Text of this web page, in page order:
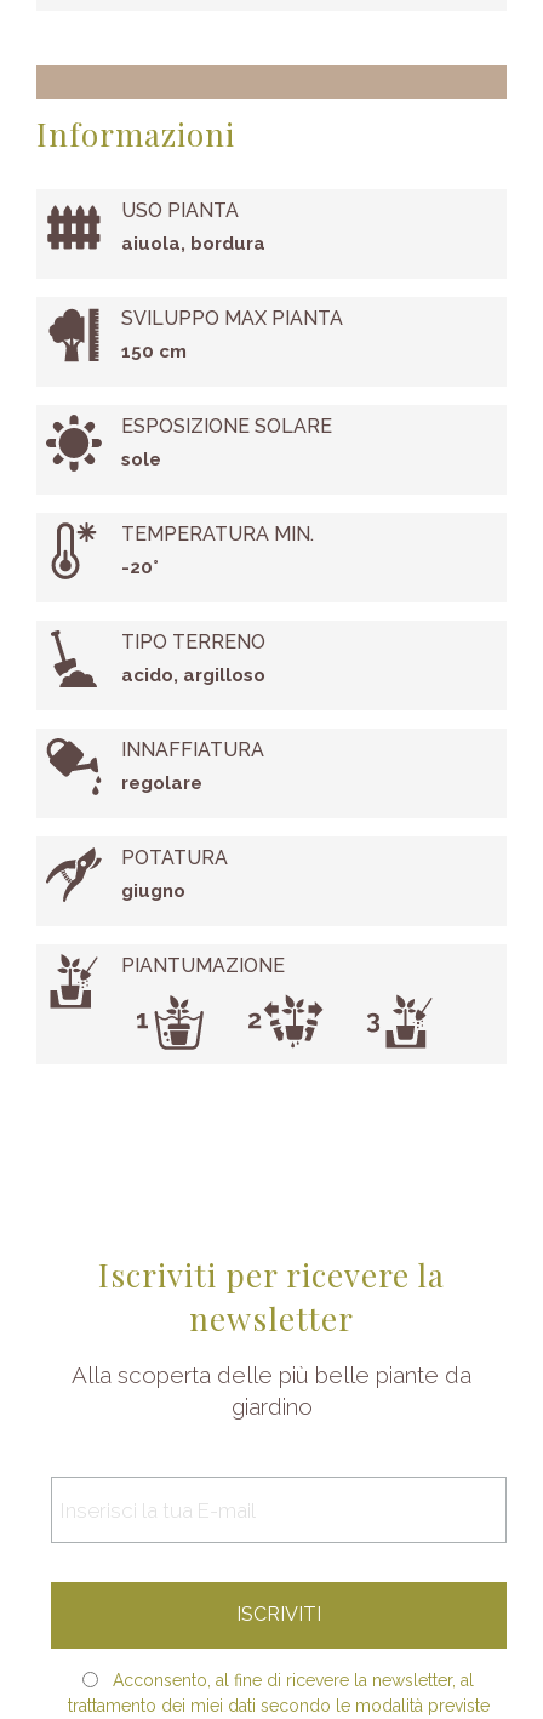
Informazioni
USO PIANTA
aiuola, bordura
SVILUPPO MAX PIANTA
150 cm
ESPOSIZIONE SOLARE
sole
TEMPERATURA MIN.
-20°
TIPO TERRENO
acido, argilloso
INNAFFIATURA
regolare
POTATURA
giugno
PIANTUMAZIONE
Iscriviti per ricevere la
newsletter
Alla scoperta delle più belle piante da
giardino
Acconsento, al fine di ricevere la newsletter, al
trattamento dei miei dati secondo le modalità previste